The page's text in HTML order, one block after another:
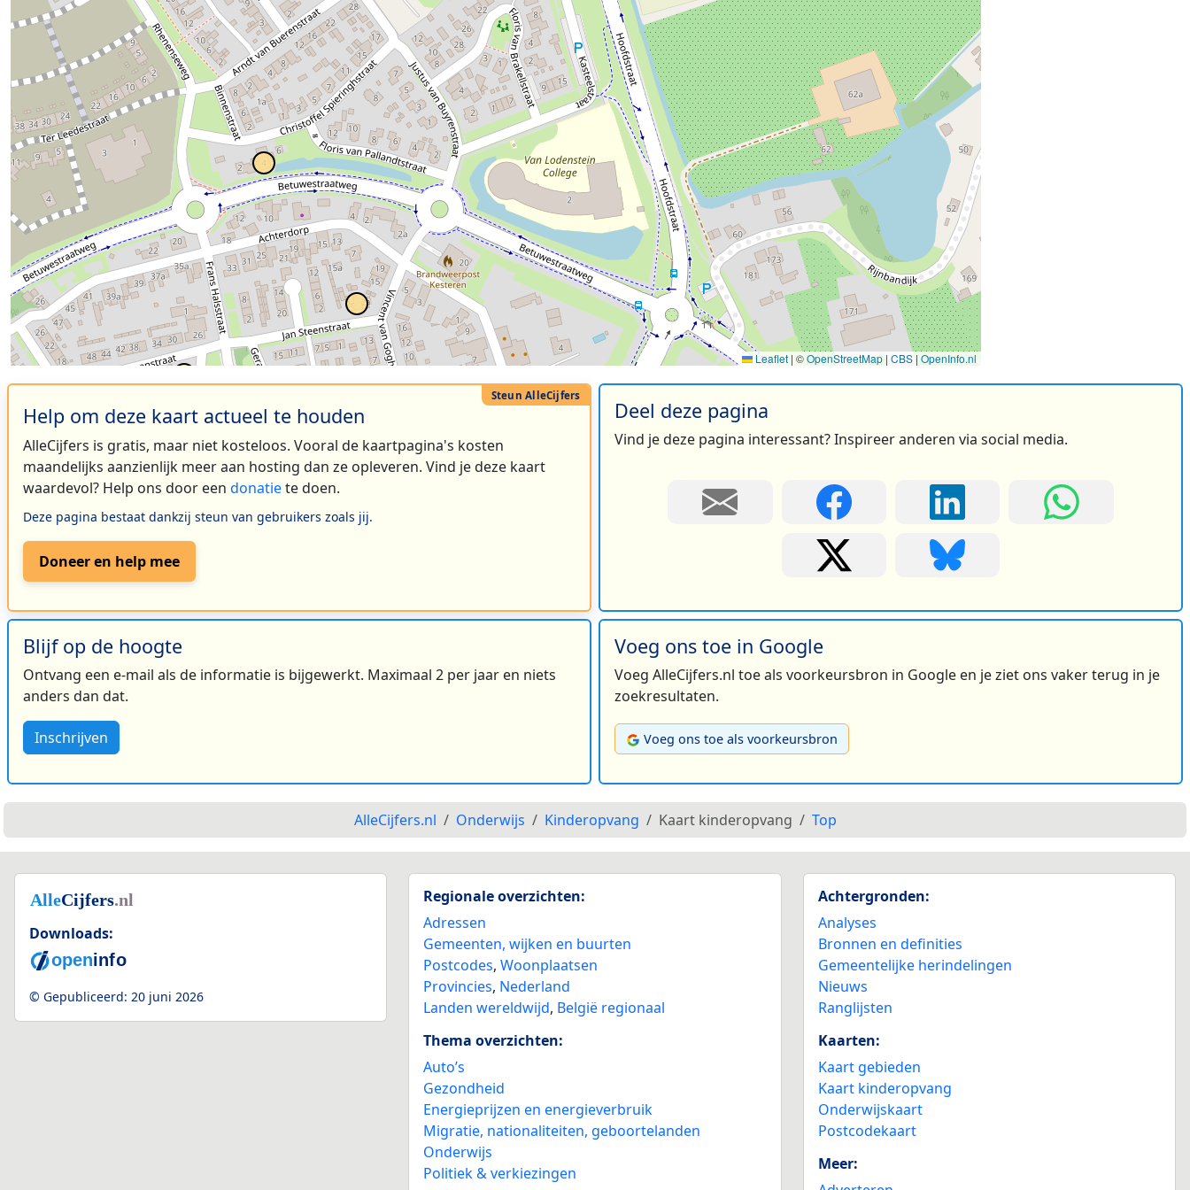
2
Leaflet | ©OpenStreetMap| CBS | OpenInfo.nl
Help om deze kaart actueel te houden
AlleCijfers is gratis, maar niet kosteloos. Vooral de kaartpagina's kosten
maandelijks aanzienlijk meer aan hosting dan ze opleveren. Vind je deze kaart
waardevol? Help ons door een donatiete doen.
Deze pagina bestaat dankzij steun van gebruikers zoals jij.
Doneer en help mee
Deel deze pagina
Vind je deze pagina interessant? Inspireer anderen via social media.
Blijf op de hoogte
Ontvang een e-mail als de informatie is bijgewerkt. Maximaal 2 per jaar en niets
anders dan dat.
Inschrijven
Voeg ons toe in Google
Voeg AlleCijfers.nl toe als voorkeursbron in Google en je ziet ons vaker terug in je
zoekresultaten.
Voeg ons toe als voorkeursbron
AlleCijfers.nl Onderwijs Kinderopvang Kaart kinderopvang Top
Downloads:
© Gepubliceerd: 20 juni 2026
Regionale overzichten:
Adressen
Gemeenten, wijken en buurten
Postcodes,Woonplaatsen
Provincies, Nederland
Landen wereldwijd, België regionaal
Thema overzichten:
Auto’s
Gezondheid
Energieprijzen en energieverbruik
Migratie, nationaliteiten, geboortelanden
Onderwijs
Politiek & verkiezingen
Achtergronden:
Analyses
Bronnen en definities
Gemeentelijke herindelingen
Nieuws
Ranglijsten
Kaarten:
Kaart gebieden
Kaart kinderopvang
Onderwijskaart
Postcodekaart
Meer: